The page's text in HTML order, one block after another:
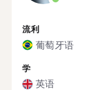
流利
葡萄牙语
学
英语